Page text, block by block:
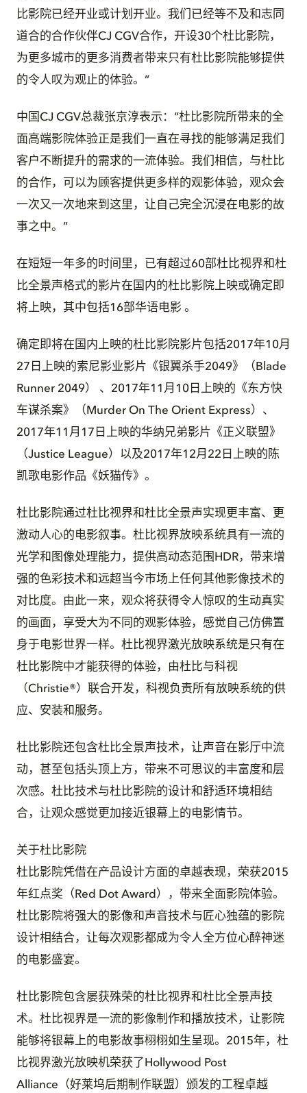
比影院已经开业或计划开业。我们已经等不及和志同
道合的合作伙伴CJ CGV合作，开设30个杜比影院，
为更多城市的更多消费者带来只有杜比影院能够提供
的令人叹为观止的体验。”
中国CJ CGV总裁张京淳表示：“杜比影院所带来的全
面高端影院体验正是我们一直在寻找的能够满足我们
客户不断提升的需求的一流体验。我们相信，与杜比
的合作，可以为顾客提供更多样的观影体验，观众会
一次又一次地来到这里，让自己完全沉浸在电影的故
事之中。”
在短短一年多的时间里，已有超过60部杜比视界和杜
比全景声格式的影片在国内的杜比影院上映或确定即
将上映，其中包括16部华语电影 。
确定即将在国内上映的杜比影院影片包括2017年10月
27日上映的索尼影业影片《银翼杀手2049》（Blade
Runner 2049） 、2017年11月10日上映的《东方快
车谋杀案》（Murder On The Orient Express）、
2017年11月17日上映的华纳兄弟影片《正义联盟》
（Justice League）以及2017年12月22日上映的陈
凯歌电影作品《妖猫传》。
杜比影院通过杜比视界和杜比全景声实现更丰富、更
激动人心的电影叙事。杜比视界放映系统具有一流的
光学和图像处理能力，提供高动态范围HDR，带来增
强的色彩技术和远超当今市场上任何其他影像技术的
对比度。由此一来，观众将获得令人惊叹的生动真实
的画面，享受大为不同的观影体验，感觉自己仿佛置
身于电影世界一样。杜比视界激光放映系统是只有在
杜比影院中才能获得的体验，由杜比与科视
（Christie®）联合开发，科视负责所有放映系统的供
应、安装和服务。
杜比影院还包含杜比全景声技术，让声音在影厅中流
动，甚至包括头顶上方，带来不可思议的丰富度和层
次感。杜比技术与杜比影院的设计和舒适环境相结
合，让观众感觉更加接近银幕上的电影情节。
关于杜比影院
杜比影院凭借在产品设计方面的卓越表现，荣获2015
年红点奖（Red Dot Award），带来全面影院体验。
杜比影院将强大的影像和声音技术与匠心独蕴的影院
设计相结合，让每次观影都成为令人全方位心醉神迷
的电影盛宴。
杜比影院包含屡获殊荣的杜比视界和杜比全景声技
术。杜比视界是一流的影像制作和播放技术，让影院
能够将银幕上的电影故事栩栩如生呈现。2015年，杜
比视界激光放映机荣获了Hollywood Post
Alliance（好莱坞后期制作联盟）颁发的工程卓越